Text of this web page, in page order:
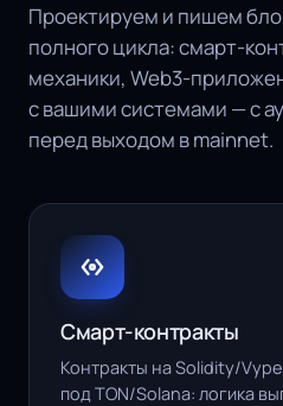
Проектируем и пишем
полного цикла: смарт-
механики, Web3-
с вашими системами — с
перед выходом в mainnet.
Смарт-контракты
Контракты на Solidity/
под TON/Solana: логика